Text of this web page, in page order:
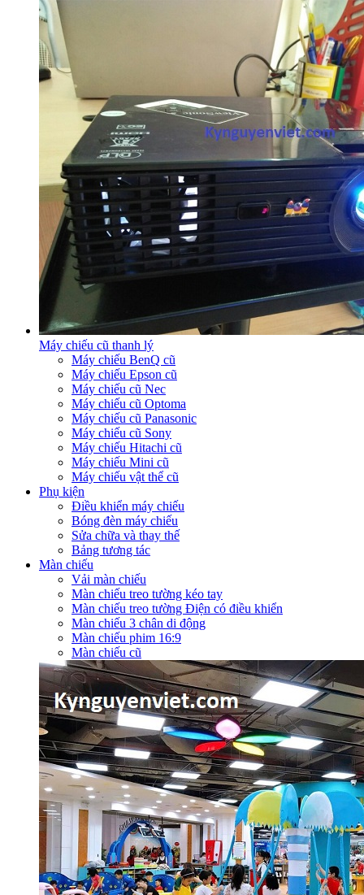
Máy chiếu cũ thanh lý
Máy chiếu BenQ cũ
Máy chiếu Epson cũ
Máy chiếu cũ Nec
Máy chiếu cũ Optoma
Máy chiếu cũ Panasonic
Máy chiếu cũ Sony
Máy chiếu Hitachi cũ
Máy chiếu Mini cũ
Máy chiếu vật thể cũ
Phụ kiện
Điều khiển máy chiếu
Bóng đèn máy chiếu
Sửa chữa và thay thế
Bảng tương tác
Màn chiếu
Vải màn chiếu
Màn chiếu treo tường kéo tay
Màn chiếu treo tường Điện có điều khiển
Màn chiếu 3 chân di động
Màn chiếu phim 16:9
Màn chiếu cũ